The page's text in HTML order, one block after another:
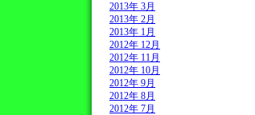
2013年 3月
2013年 2月
2013年 1月
2012年 12月
2012年 11月
2012年 10月
2012年 9月
2012年 8月
2012年 7月